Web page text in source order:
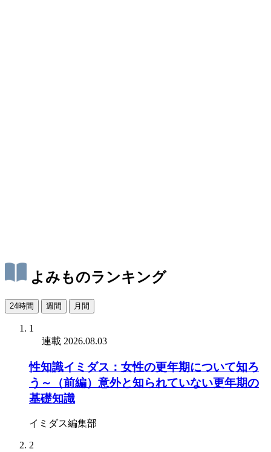
よみものランキング
24時間 週間 月間
1
連載 2026.08.03
性知識イミダス：女性の更年期について知ろ
う～（前編）意外と知られていない更年期の
基礎知識
イミダス編集部
2